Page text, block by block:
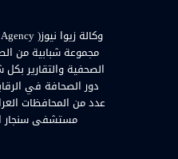
مجموعة شبابية من
الصحفية والتقارير
دور الصحافة في
عدد من المحافظات